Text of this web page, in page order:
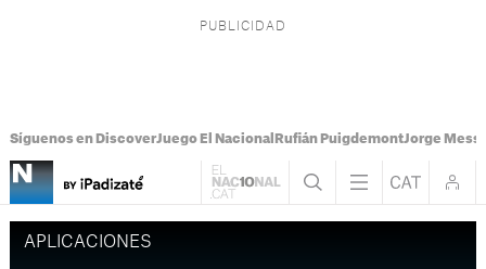
Síguenos en DiscoverJuego El Nacional Rufián PuigdemontJorge Messi
APLICACIONES